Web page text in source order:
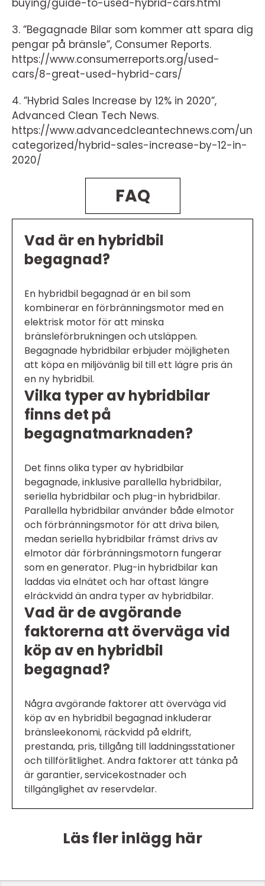
buying/guide-to-used-hybrid-cars.html
3. ”Begagnade Bilar som kommer att spara dig
pengar på bränsle”, Consumer Reports.
https://www.consumerreports.org/used-
cars/8-great-used-hybrid-cars/
4. ”Hybrid Sales Increase by 12% in 2020”,
Advanced Clean Tech News.
https://www.advancedcleantechnews.com/un
categorized/hybrid-sales-increase-by-12-in-
2020/
FAQ
Vad är en hybridbil
begagnad?
En hybridbil begagnad är en bil som
kombinerar en förbränningsmotor med en
elektrisk motor för att minska
bränsleförbrukningen och utsläppen.
Begagnade hybridbilar erbjuder möjligheten
att köpa en miljövänlig bil till ett lägre pris än
en ny hybridbil.
Vilka typer av hybridbilar
finns det på
begagnatmarknaden?
Det finns olika typer av hybridbilar
begagnade, inklusive parallella hybridbilar,
seriella hybridbilar och plug-in hybridbilar.
Parallella hybridbilar använder både elmotor
och förbränningsmotor för att driva bilen,
medan seriella hybridbilar främst drivs av
elmotor där förbränningsmotorn fungerar
som en generator. Plug-in hybridbilar kan
laddas via elnätet och har oftast längre
elräckvidd än andra typer av hybridbilar.
Vad är de avgörande
faktorerna att överväga vid
köp av en hybridbil
begagnad?
Några avgörande faktorer att överväga vid
köp av en hybridbil begagnad inkluderar
bränsleekonomi, räckvidd på eldrift,
prestanda, pris, tillgång till laddningsstationer
och tillförlitlighet. Andra faktorer att tänka på
är garantier, servicekostnader och
tillgänglighet av reservdelar.
Läs fler inlägg här